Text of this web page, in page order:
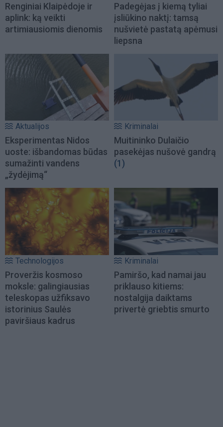
Renginiai Klaipėdoje ir
aplink: ką veikti
artimiausiomis dienomis
Padegėjas į kiemą tyliai
įsliūkino naktį: tamsą
nušvietė pastatą apėmusi
liepsna
Aktualijos
Eksperimentas Nidos
uoste: išbandomas būdas
sumažinti vandens
„žydėjimą“
Kriminalai
Muitininko Dulaičio
pasekėjas nušovė gandrą
(1)
Technologijos
Proveržis kosmoso
moksle: galingiausias
teleskopas užfiksavo
istorinius Saulės
paviršiaus kadrus
Kriminalai
Pamiršo, kad namai jau
priklauso kitiems:
nostalgija daiktams
privertė griebtis smurto